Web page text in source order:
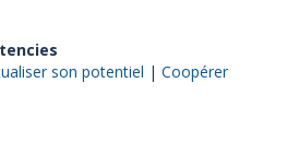
son potentiel | Coopérer